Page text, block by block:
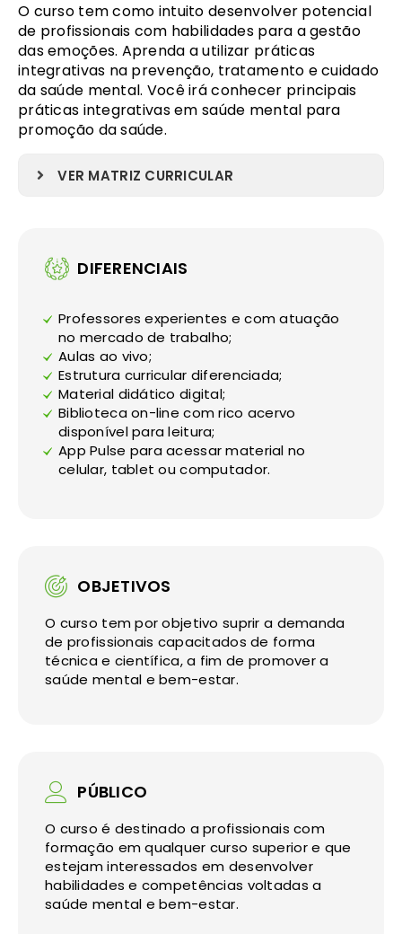
O curso tem como intuito desenvolver potencial
de profissionais com habilidades para a gestão
das emoções. Aprenda a utilizar práticas
integrativas na prevenção, tratamento e cuidado
da saúde mental. Você irá conhecer principais
práticas integrativas em saúde mental para
promoção da saúde.
VER MATRIZ CURRICULAR
DIFERENCIAIS
Professores experientes e com atuação
no mercado de trabalho;
Aulas ao vivo;
Estrutura curricular diferenciada;
Material didático digital;
Biblioteca on-line com rico acervo
disponível para leitura;
App Pulse para acessar material no
celular, tablet ou computador.
OBJETIVOS
O curso tem por objetivo suprir a demanda
de profissionais capacitados de forma
técnica e científica, a fim de promover a
saúde mental e bem-estar.
PÚBLICO
O curso é destinado a profissionais com
formação em qualquer curso superior e que
estejam interessados em desenvolver
habilidades e competências voltadas a
saúde mental e bem-estar.